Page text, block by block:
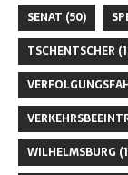
SENAT (50)
TSCHENTSCHER
WILHELMSBURG